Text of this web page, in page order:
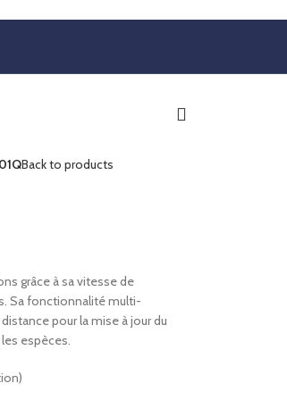
Back to products
grâce à sa vitesse de
Sa fonctionnalité multi-
pour la mise à jour du
espèces.